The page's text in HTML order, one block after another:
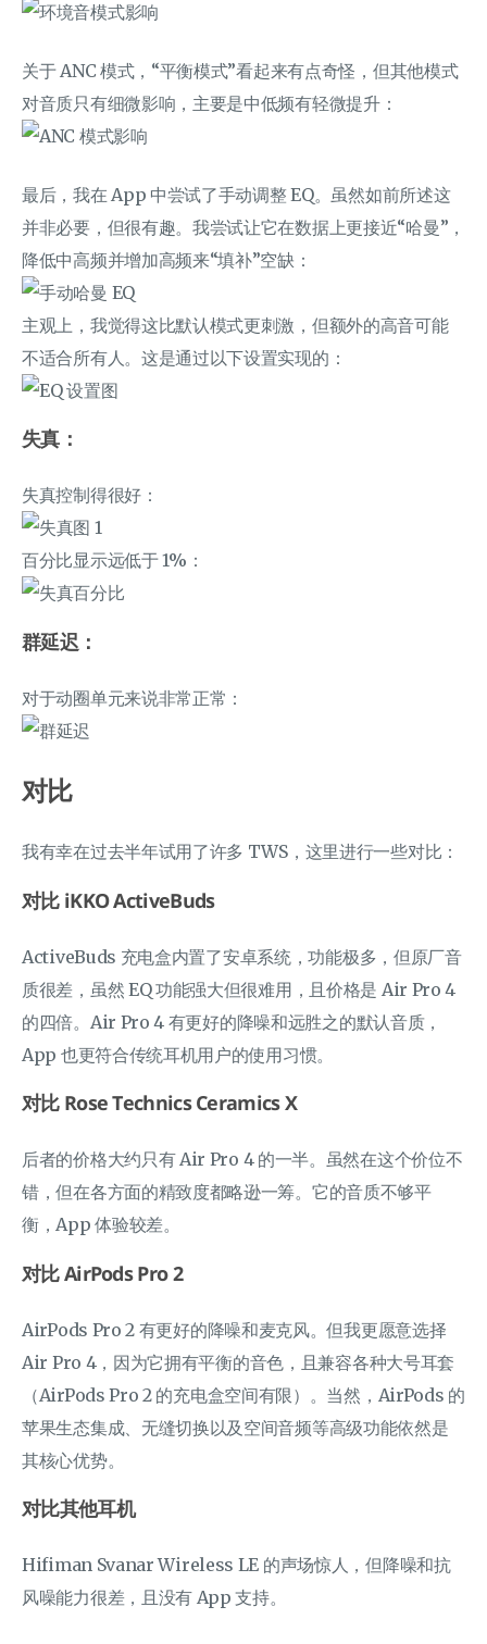
关于 ANC 模式，“平衡模式”看起来有点奇怪，但其他模式
对音质只有细微影响，主要是中低频有轻微提升：
最后，我在 App 中尝试了手动调整 EQ。虽然如前所述这
并非必要，但很有趣。我尝试让它在数据上更接近“哈曼”，
降低中高频并增加高频来“填补”空缺：
主观上，我觉得这比默认模式更刺激，但额外的高音可能
不适合所有人。这是通过以下设置实现的：
失真：
失真控制得很好：
百分比显示远低于 1%：
群延迟：
对于动圈单元来说非常正常：
对比
我有幸在过去半年试用了许多 TWS，这里进行一些对比：
对比 iKKO ActiveBuds
ActiveBuds 充电盒内置了安卓系统，功能极多，但原厂音
质很差，虽然 EQ 功能强大但很难用，且价格是 Air Pro 4
的四倍。Air Pro 4 有更好的降噪和远胜之的默认音质，
App 也更符合传统耳机用户的使用习惯。
对比 Rose Technics Ceramics X
后者的价格大约只有 Air Pro 4 的一半。虽然在这个价位不
错，但在各方面的精致度都略逊一筹。它的音质不够平
衡，App 体验较差。
对比 AirPods Pro 2
AirPods Pro 2 有更好的降噪和麦克风。但我更愿意选择
Air Pro 4，因为它拥有平衡的音色，且兼容各种大号耳套
（AirPods Pro 2 的充电盒空间有限）。当然，AirPods 的
苹果生态集成、无缝切换以及空间音频等高级功能依然是
其核心优势。
对比其他耳机
Hifiman Svanar Wireless LE 的声场惊人，但降噪和抗
风噪能力很差，且没有 App 支持。